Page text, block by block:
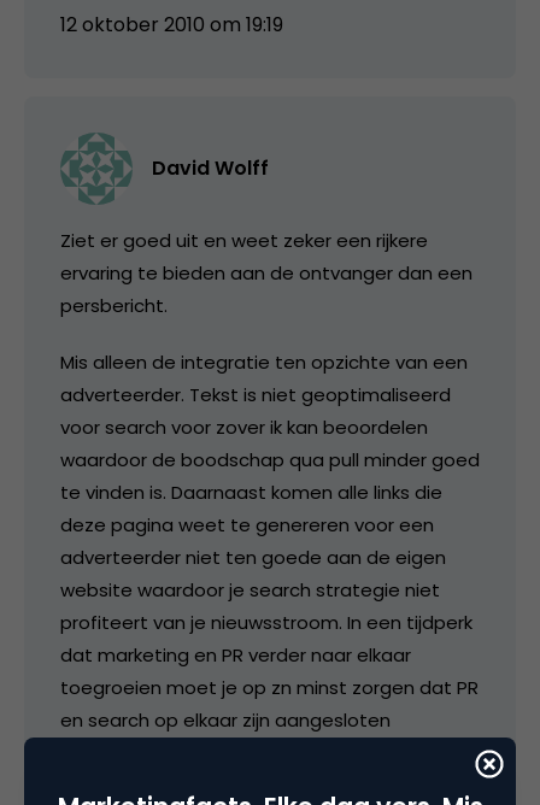
12 oktober 2010 om 19:19
David Wolff
Ziet er goed uit en weet zeker een rijkere
ervaring te bieden aan de ontvanger dan een
persbericht.
Mis alleen de integratie ten opzichte van een
adverteerder. Tekst is niet geoptimaliseerd
voor search voor zover ik kan beoordelen
waardoor de boodschap qua pull minder goed
te vinden is. Daarnaast komen alle links die
deze pagina weet te genereren voor een
adverteerder niet ten goede aan de eigen
website waardoor je search strategie niet
profiteert van je nieuwsstroom. In een tijdperk
dat marketing en PR verder naar elkaar
toegroeien moet je op zn minst zorgen dat PR
en search op elkaar zijn aangesloten